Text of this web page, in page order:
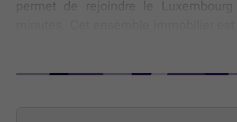
permet de rejoindre le
minutes. Cet ensemble immobilier est